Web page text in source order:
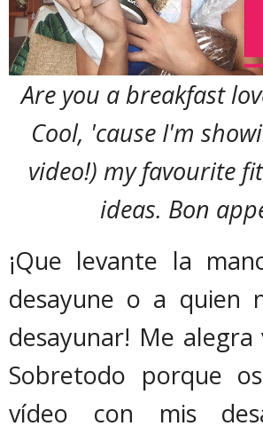
Are you a breakfast
Cool, 'cause I'm
video!) my favourite
ideas. Bon
¡Que levante la
desayune o a quien
desayunar! Me alegra
Sobretodo porque
vídeo con mis